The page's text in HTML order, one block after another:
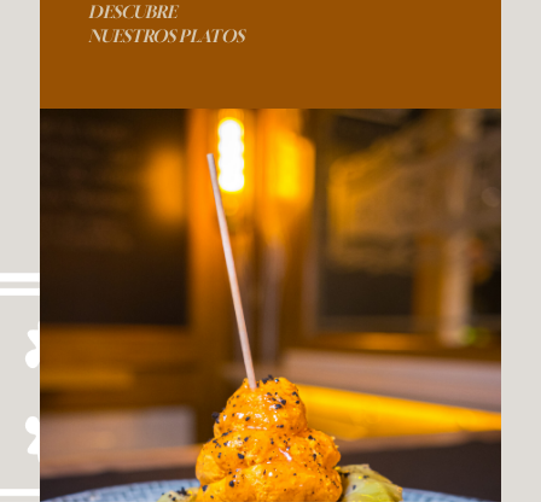
DESCUBRE
NUESTROS PLATOS